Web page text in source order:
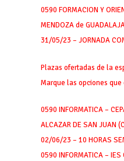
0590 FORMACION Y
MENDOZA de
31/05/23 – JORNADA
Plazas ofertadas de la
Marque las opciones que
0590 INFORMATICA –
ALCAZAR DE SAN JUAN
02/06/23 – 10 HORAS
0590 INFORMATICA – IES